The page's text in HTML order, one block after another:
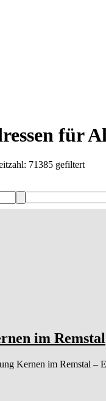
für
71385 gefiltert
im Remstal
Kernen im Remstal –